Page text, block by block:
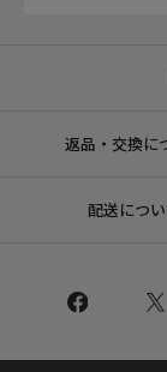
返品・交換に
配送につ